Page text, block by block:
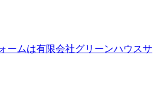
ームは有限会社グリーンハウスサ